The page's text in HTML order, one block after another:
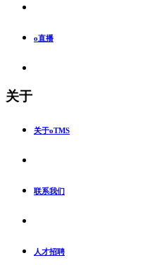
o直播
关于
关于oTMS
联系我们
人才招聘